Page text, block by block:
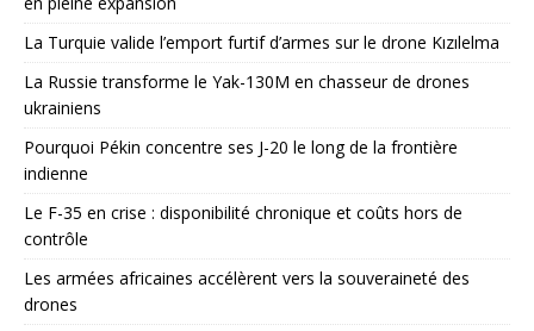
La Turquie valide l’emport furtif d’armes sur le drone Kızılelma
La Russie transforme le Yak-130M en chasseur de drones
ukrainiens
Pourquoi Pékin concentre ses J-20 le long de la frontière
indienne
Le F-35 en crise : disponibilité chronique et coûts hors de
contrôle
Les armées africaines accélèrent vers la souveraineté des
drones